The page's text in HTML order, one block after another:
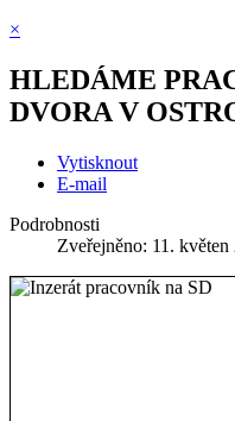
×
HLEDÁME
DVORA V
Vytisknout
E-mail
Podrobnosti
Zveřejněno: 11. květen